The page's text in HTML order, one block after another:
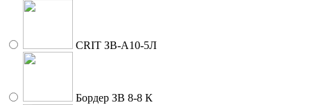
CRIT ЗВ-A10-5Л
Бордер ЗВ 8-8 К